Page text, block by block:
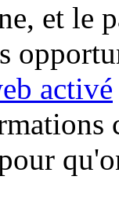
et le
activé